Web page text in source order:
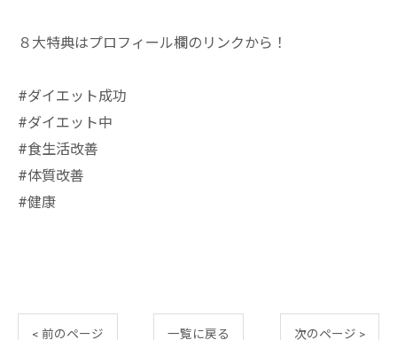
８大特典はプロフィール欄のリンクから！
#ダイエット成功
#ダイエット中
#食生活改善
#体質改善
#健康
< 前のページ 一覧に戻る 次のページ >